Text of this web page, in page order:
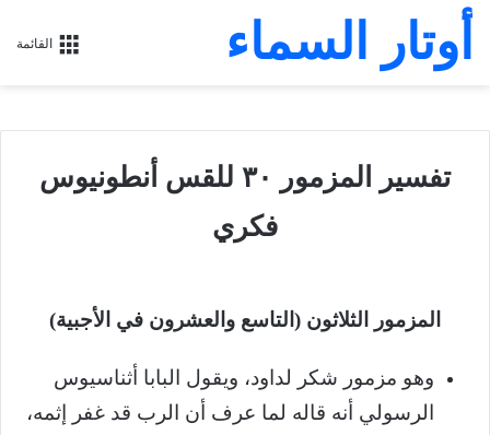
القائمة أوتار السماء
تفسير المزمور ٣٠ للقس أنطونيوس
فكري
المزمور الثلاثون (التاسع والعشرون في الأجبية)
وهو مزمور شكر لداود، ويقول البابا أثناسيوس
الرسولي أنه قاله لما عرف أن الرب قد غفر إثمه،